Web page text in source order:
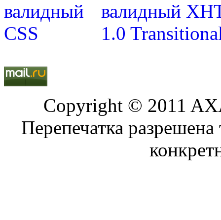
Copyright © 2011
Перепечатка